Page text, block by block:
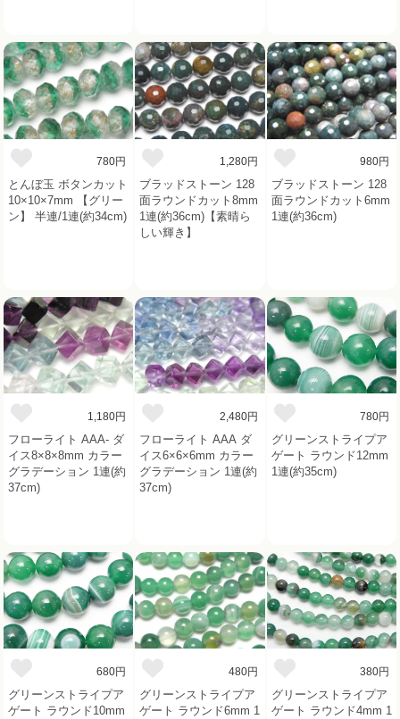
780円
とんぼ玉 ボタンカット
10×10×7mm 【グリー
ン】 半連/1連(約34cm)
1,280円
ブラッドストーン 128
面ラウンドカット8mm
1連(約36cm)【素晴ら
しい輝き】
980円
ブラッドストーン 128
面ラウンドカット6mm
1連(約36cm)
1,180円
フローライト AAA- ダ
イス8×8×8mm カラー
グラデーション 1連(約
37cm)
2,480円
フローライト AAA ダ
イス6×6×6mm カラー
グラデーション 1連(約
37cm)
780円
グリーンストライプア
ゲート ラウンド12mm
1連(約35cm)
680円
グリーンストライプア
ゲート ラウンド10mm
480円
グリーンストライプア
ゲート ラウンド6mm 1
380円
グリーンストライプア
ゲート ラウンド4mm 1